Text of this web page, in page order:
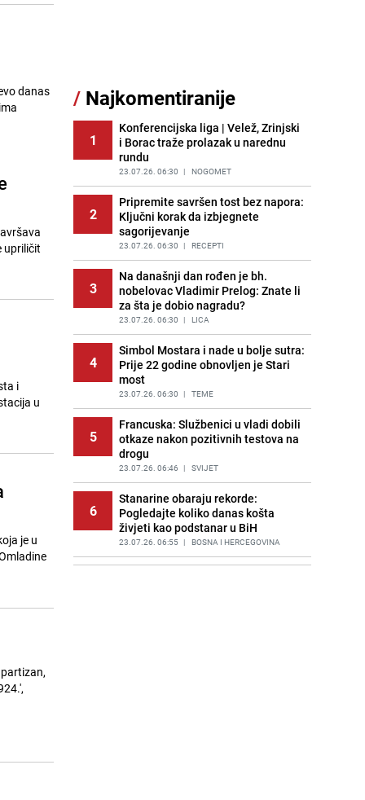
danas
upriličit
i
u
je u
nije rekao istinu o Čipuljiću
12
Šta se dešava u sarajevskom
naselju Vraca? Policija zaprimila
dojavu, izašli na teren
PRIJE 2 DANA | CRNA HRONIKA
13
Pijana sjela za volan: Osiguranje
odbilo isplatu štete na vozilu koje je
slupala Anja Ljubojević
PRIJE 1 DAN | BOSNA I HERCEGOVINA
14
Meteorolozi za danas podigli
upozorenja za 3 regije: Objavljena
prognoza do petka - stiže kiša?
PRIJE 2 DANA | BOSNA I HERCEGOVINA
15
Uklonite kamenac sa slavina u
kupatilu: Dovoljna je ova smjesa
PRIJE 2 DANA | ŽIVOT I STIL
/ Najkomentiranije
1
Konferencijska liga | Velež, Zrinjski
i Borac traže prolazak u narednu
rundu
23.07.26. 06:30 | NOGOMET
2
Pripremite savršen tost bez napora:
Ključni korak da izbjegnete
sagorijevanje
23.07.26. 06:30 | RECEPTI
3
Na današnji dan rođen je bh.
nobelovac Vladimir Prelog: Znate li
za šta je dobio nagradu?
23.07.26. 06:30 | LICA
4
Simbol Mostara i nade u bolje sutra:
Prije 22 godine obnovljen je Stari
most
23.07.26. 06:30 | TEME
5
Francuska: Službenici u vladi dobili
otkaze nakon pozitivnih testova na
drogu
23.07.26. 06:46 | SVIJET
6
Stanarine obaraju rekorde:
Pogledajte koliko danas košta
živjeti kao podstanar u BiH
23.07.26. 06:55 | BOSNA I HERCEGOVINA